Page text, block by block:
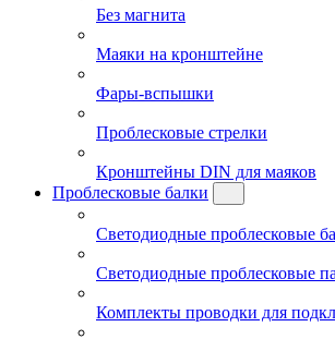
Без магнита
Маяки на кронштейне
Фары-вспышки
Проблесковые стрелки
Кронштейны DIN для маяков
Проблесковые балки
Светодиодные проблесковые
Светодиодные проблесковые
Комплекты проводки для